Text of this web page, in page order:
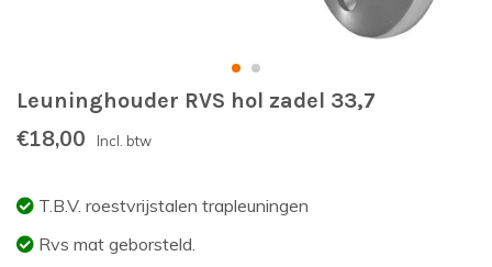
Leuninghouder RVS hol zadel 33,7
€18,00 Incl. btw
T.B.V. roestvrijstalen trapleuningen
Rvs mat geborsteld.